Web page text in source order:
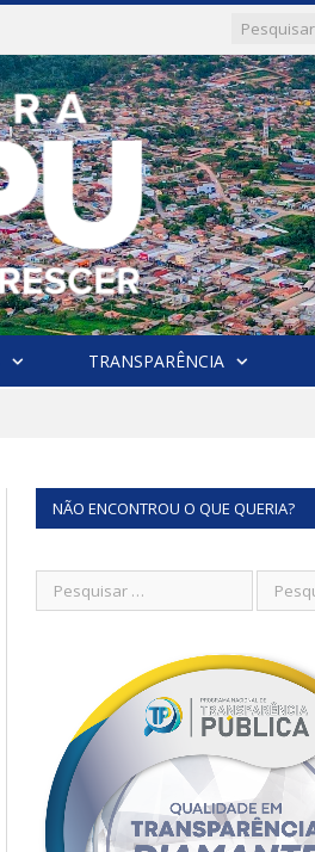
TRANSPARÊNCIA
NÃO ENCONTROU O QUE QUERIA?